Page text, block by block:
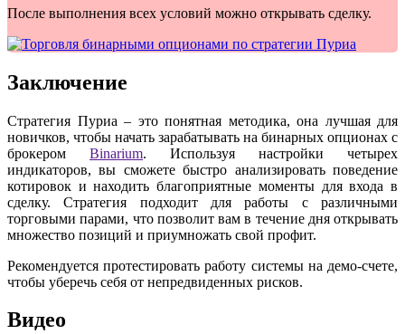
После выполнения всех условий можно открывать сделку.
Заключение
Стратегия Пуриа – это понятная методика, она лучшая для
новичков, чтобы начать зарабатывать на бинарных опционах с
брокером Binarium. Используя настройки четырех
индикаторов, вы сможете быстро анализировать поведение
котировок и находить благоприятные моменты для входа в
сделку. Стратегия подходит для работы с различными
торговыми парами, что позволит вам в течение дня открывать
множество позиций и приумножать свой профит.
Рекомендуется протестировать работу системы на демо-счете,
чтобы уберечь себя от непредвиденных рисков.
Видео